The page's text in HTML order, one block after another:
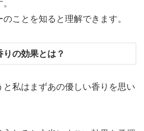
ことを知ると理解できます。
の効果とは？
と私はまずあの優しい香りを思い